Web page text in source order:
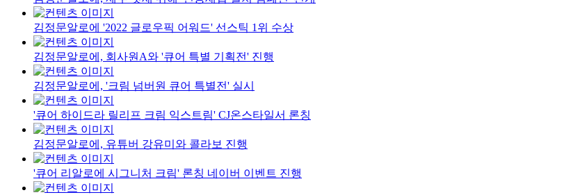
김정문알로에 '2022 글로우픽 어워드' 선스틱 1위 수상
김정문알로에, 회사원A와 '큐어 특별 기획전' 진행
김정문알로에, '크림 넘버원 큐어 특별전' 실시
'큐어 하이드라 릴리프 크림 익스트림' CJ온스타일서 론칭
김정문알로에, 유튜버 강유미와 콜라보 진행
'큐어 리알로에 시그니처 크림' 론칭 네이버 이벤트 진행